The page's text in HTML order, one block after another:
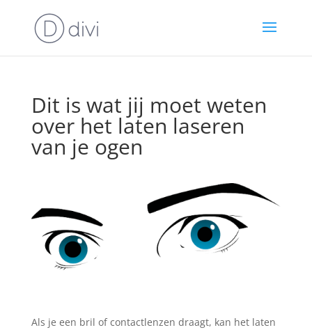
Dit is wat jij moet weten
over het laten laseren
van je ogen
Als je een bril of contactlenzen draagt, kan het laten